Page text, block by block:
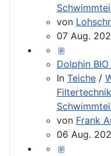
von
07 Aug.
Dolphin
In Teiche /
von Frank
06 Aug.